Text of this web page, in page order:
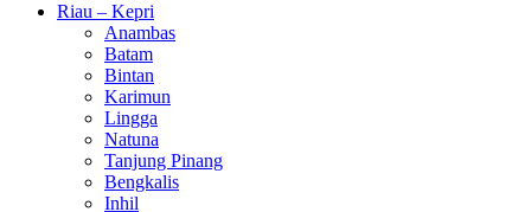
Riau – Kepri
Anambas
Batam
Bintan
Karimun
Lingga
Natuna
Tanjung Pinang
Bengkalis
Inhil